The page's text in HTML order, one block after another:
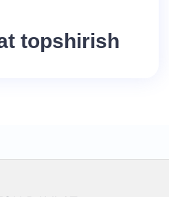
topshirish